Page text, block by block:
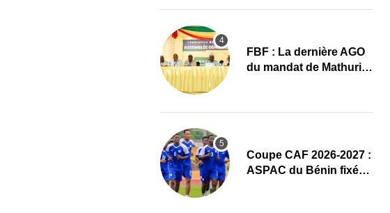
Sobemap FC
FBF : La dernière AGO
du mandat de Mathurin
Coupe CAF 2026-2027 :
ASPAC du Bénin fixé